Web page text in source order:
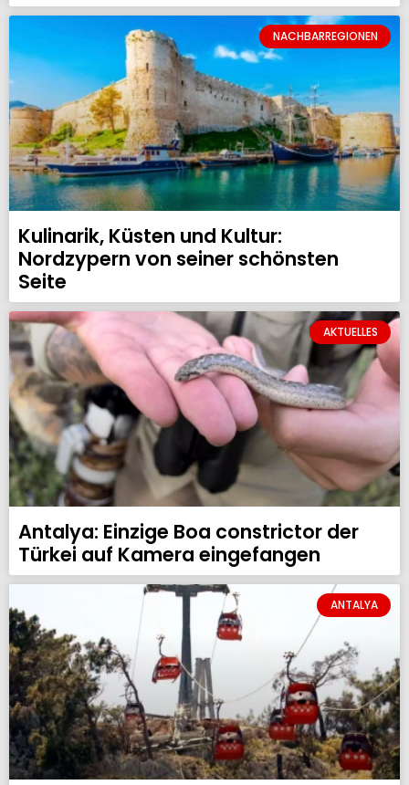
NACHBARREGIONEN
Kulinarik, Küsten und Kultur:
Nordzypern von seiner schönsten
Seite
AKTUELLES
Antalya: Einzige Boa constrictor der
Türkei auf Kamera eingefangen
ANTALYA